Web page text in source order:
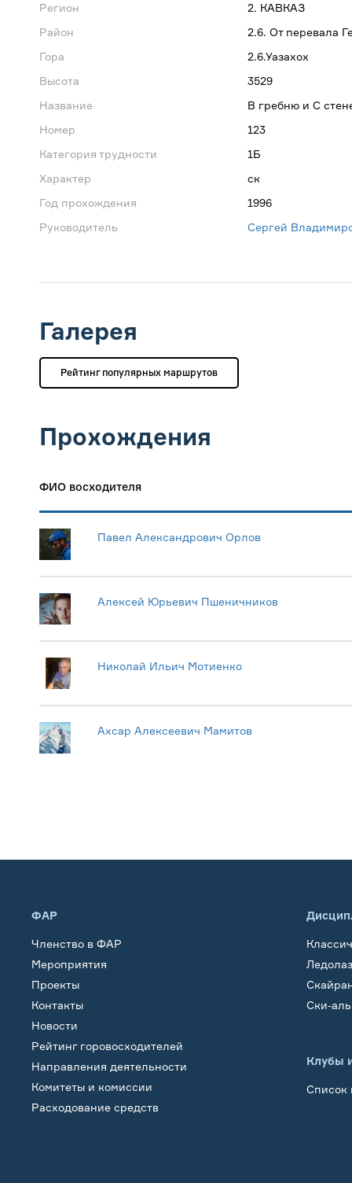
Регион
2. КАВКАЗ
Район
2.6. От перевала
Гора
2.6.Уазахох
Высота
3529
Название
В гребню и С
Номер
123
Категория трудности
1Б
Характер
ск
Год прохождения
1996
Руководитель
Сергей
Галерея
Рейтинг популярных маршрутов
Прохождения
ФИО восходителя
Павел Александрович Орлов
Алексей Юрьевич Пшеничников
Николай Ильич Мотиенко
Ахсар Алексеевич Мамитов
ФАР
Членство в ФАР
Мероприятия
Проекты
Контакты
Новости
Рейтинг горовосходителей
Направления деятельности
Комитеты и комиссии
Расходование средств
Ски-
Клубы
Список